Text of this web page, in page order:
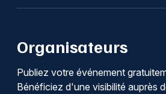
Organisateurs
Publiez votre événement
Bénéficiez d'une visibilité auprès